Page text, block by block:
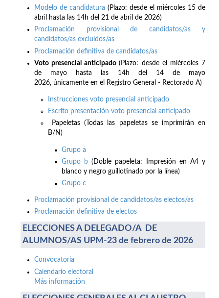
Modelo de candidatura (Plazo: desde el miércoles 15 de
abril hasta las 14h del 21 de abril de 2026)
Proclamación provisional de candidatos/as y
candidatos/as excluidos/as
Proclamación definitiva de candidatos/as
Voto presencial anticipado(Plazo: desde el miércoles 7
de mayo hasta las 14h del 14 de mayo
2026, únicamente en el Registro General - Rectorado A)
Instrucciones voto presencial anticipado
Escrito presentación voto presencial anticipado
Papeletas (Todas las papeletas se imprimirán en
B/N)
Grupo a
Grupo b (Doble papeleta: Impresión en A4 y
blanco y negro guillotinado por la línea)
Grupo c
Proclamación provisional de candidatos/as electos/as
Proclamación definitiva de electos
ELECCIONES A DELEGADO/A DE
ALUMNOS/AS UPM-23 de febrero de 2026
Convocatoria
Calendario electoral
Más información